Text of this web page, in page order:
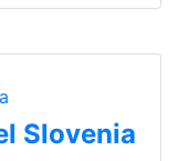
Slovenia